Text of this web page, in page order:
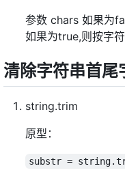
参数 chars 如果为
如果为true,则按字
清除字符串首尾
string.trim
原型：
substr =